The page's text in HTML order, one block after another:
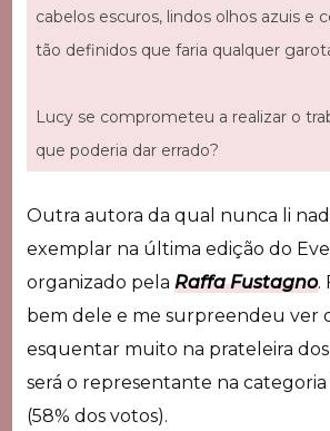
cabelos escuros, lindos olhos azuis e
tão definidos que faria qualquer
Lucy se comprometeu a realizar o
que poderia dar errado?
Outra autora da qual nunca li
exemplar na última edição do
organizado pela Raffa Fustagno.
bem dele e me surpreendeu ver
esquentar muito na prateleira dos
será o representante na categoria
(58% dos votos).